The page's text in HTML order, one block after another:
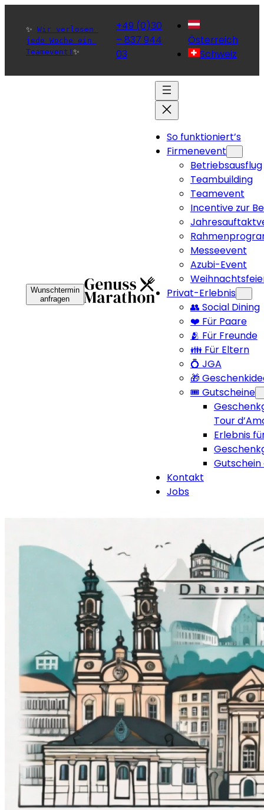
✨ Wir verlosen
jede Woche ein
Teamevent! ✨
+49 (0)30
– 837 944
03
Österreich
Schweiz
So funktioniert’s
Firmenevent
Betriebsausflug
Teambuilding
Teamevent
Incentive zur
Messeevent
Azubi-Event
Privat-Erlebnis
👥 Social Dining
❤️ Für Paare
🫂 Für Freunde
👪 Für Eltern
💍 JGA
🎁
🎟️ Gutscheine
Tour
Erlebnis
Gutschein
Kontakt
Jobs
Wunschtermin
anfragen